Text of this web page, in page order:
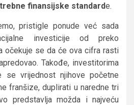
finansijske standarde.
pristigle ponude već sada
investicije od preko
očekuje se da će ova cifra rasti
Takođe, investitorima
se vrijednost njihove početne
franšize, duplirati u naredne tri
predstavlja možda i najveću